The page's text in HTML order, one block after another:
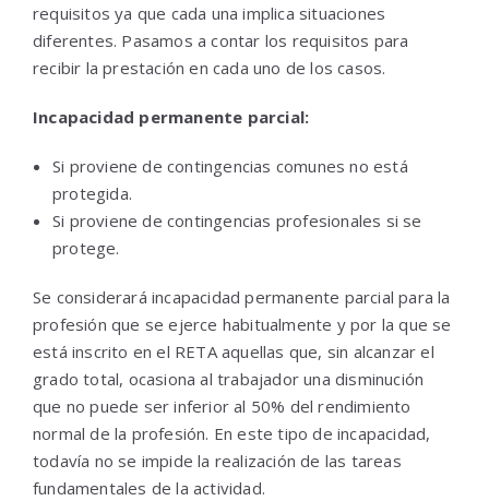
requisitos ya que cada una implica situaciones
diferentes. Pasamos a contar los requisitos para
recibir la prestación en cada uno de los casos.
Incapacidad permanente parcial:
Si proviene de contingencias comunes no está
protegida.
Si proviene de contingencias profesionales si se
protege.
Se considerará incapacidad permanente parcial para la
profesión que se ejerce habitualmente y por la que se
está inscrito en el RETA aquellas que, sin alcanzar el
grado total, ocasiona al trabajador una disminución
que no puede ser inferior al 50% del rendimiento
normal de la profesión. En este tipo de incapacidad,
todavía no se impide la realización de las tareas
fundamentales de la actividad.